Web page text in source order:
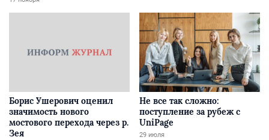
Борис Ушерович оценил
значимость нового
мостового перехода через р.
Зея
Не все так сложно:
поступление за рубеж с
UniPage
29 июля